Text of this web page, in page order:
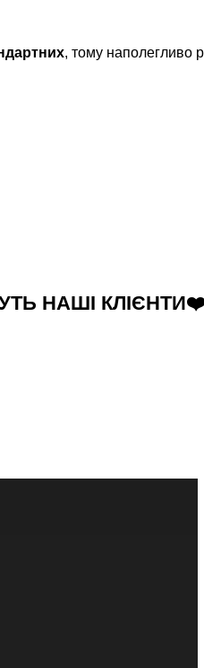
, тому наполегливо
НАШІ